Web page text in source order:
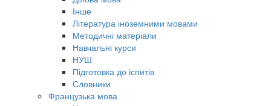
Інше
Література іноземними мовами
Методичні матеріали
Навчальні курси
НУШ
Підготовка до іспитів
Словники
Французька мова